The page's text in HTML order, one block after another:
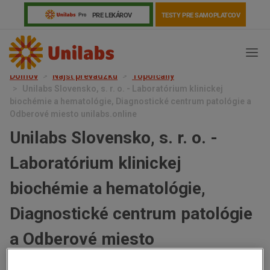
PRE LEKÁROV TESTY PRE SAMOPLATCOV
Genetika Žiadanky a tlačivá
Výsledky vyšetrení Kortizol Odberová príručka
Domov Nájsť prevádzku
Topoľčany
Unilabs Slovensko, s. r. o. - Laboratórium klinickej
biochémie a hematológie, Diagnostické centrum patológie a
Odberové miesto unilabs.online
Unilabs Slovensko, s. r. o. -
Laboratórium klinickej
biochémie a hematológie,
Diagnostické centrum patológie
a Odberové miesto